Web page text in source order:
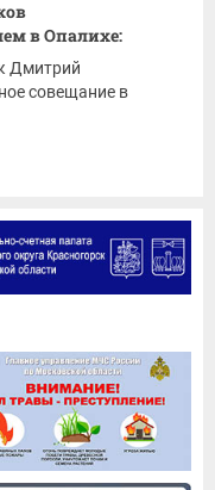
в Опалихе:
Дмитрий
совещание в